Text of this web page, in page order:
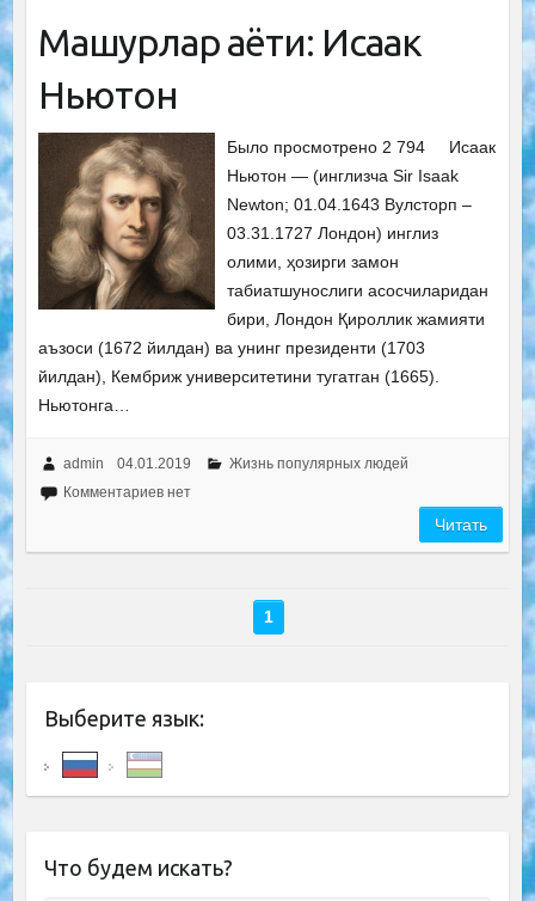
Машҳурлар ҳаёти: Исаак
Ньютон
Было просмотрено 2 794 Исаак
Ньютон — (инглизча Sir Isaak
Newton; 01.04.1643 Вулсторп –
03.31.1727 Лондон) инглиз
олими, ҳозирги замон
табиатшунослиги асосчиларидан
бири, Лондон Қироллик жамияти
аъзоси (1672 йилдан) ва унинг президенти (1703
йилдан), Кембриж университетини тугатган (1665).
Ньютонга…
admin 04.01.2019
Жизнь популярных людей
Комментариев нет
Читать
1
Выберите язык:
Что будем искать?